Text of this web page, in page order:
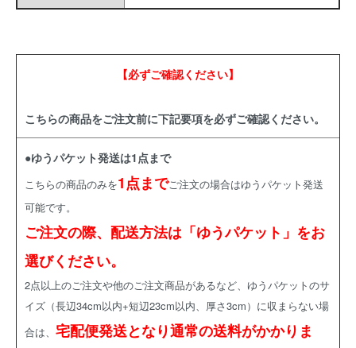
【必ずご確認ください】
こちらの商品をご注文前に下記要項を必ずご確認ください。
●ゆうパケット発送は1点まで
こちらの商品のみを1点までご注文の場合はゆうパケット発送
可能です。
ご注文の際、配送方法は「ゆうパケット」をお
選びください。
2点以上のご注文や他のご注文商品があるなど、ゆうパケットのサ
イズ（長辺34cm以内+短辺23cm以内、厚さ3cm）に収まらない場
合は、 宅配便発送となり通常の送料がかかりま